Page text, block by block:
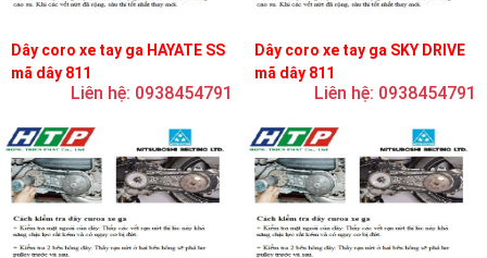
Dây coro xe tay ga HAYATE SS
mã dây 811
Liên hệ: 0938454791
Dây coro xe tay ga SKY DRIVE
mã dây 811
Liên hệ: 0938454791